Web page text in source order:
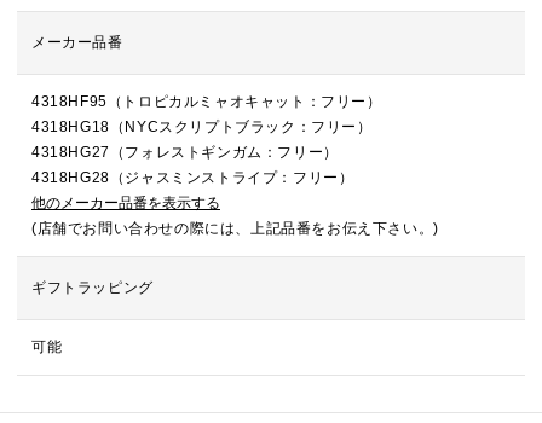
メーカー品番
4318HF95（トロピカルミャオキャット：フリー）
4318HG18（NYCスクリプトブラック：フリー）
4318HG27（フォレストギンガム：フリー）
4318HG28（ジャスミンストライプ：フリー）
他のメーカー品番を表示する
(店舗でお問い合わせの際には、上記品番をお伝え下さい。)
ギフトラッピング
可能